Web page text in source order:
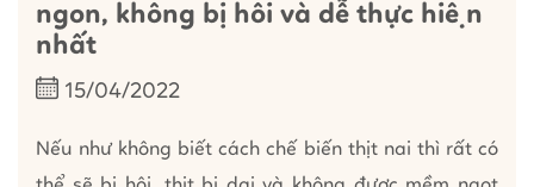
ngon, không bị hôi và dễ thực hiện
nhất
15/04/2022
Nếu như không biết cách chế biến thịt nai thì rất có